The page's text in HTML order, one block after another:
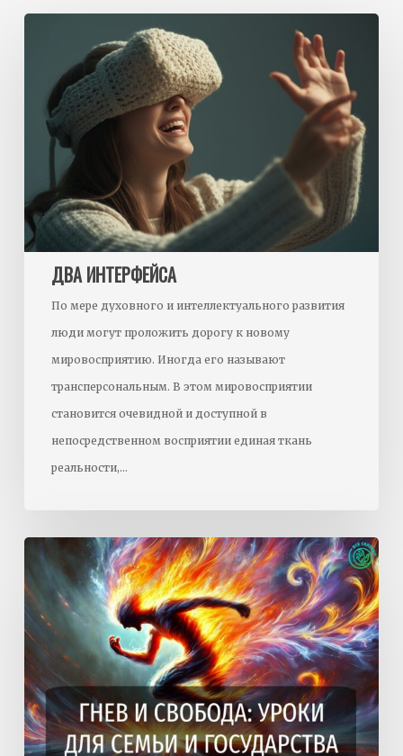
интерфейса
ДВА ИНТЕРФЕЙСА
По мере духовного и интеллектуального развития
люди могут проложить дорогу к новому
мировосприятию. Иногда его называют
трансперсональным. В этом мировосприятии
становится очевидной и доступной в
непосредственном восприятии единая ткань
реальности,…
Гнев
и
свобода